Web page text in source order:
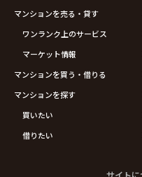
マンションを売る・貸す
ワンランク上のサービス
マーケット情報
マンションを買う・借りる
マンションを探す
買いたい
借りたい